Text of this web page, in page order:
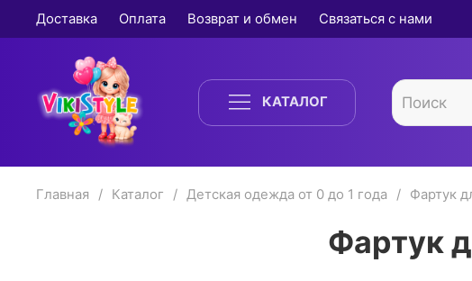
Доставка Оплата Возврат и обмен Связаться с нами
КАТАЛОГ
Главная Каталог Детская одежда от 0 до 1 года Фартук
Фартук